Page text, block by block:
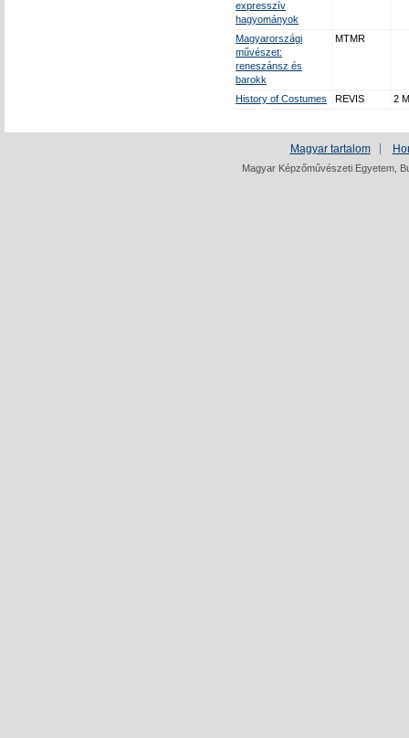
expresszív
hagyományok
Magyarországi
művészet:
reneszánsz és
barokk
MTMR
History of Costumes REVIS 2
Magyar tartalom
Magyar Képzőművészeti Egyetem,